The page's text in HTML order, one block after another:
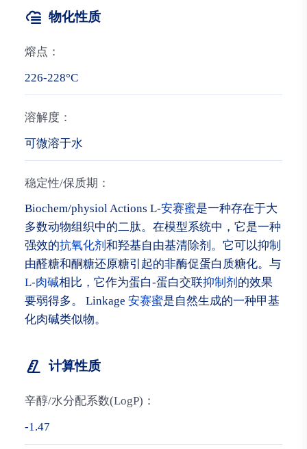
物化性质
熔点：
226-228°C
溶解度：
可微溶于水
稳定性/保质期：
Biochem/physiol Actions L-安赛蜜是一种存在于大
多数动物组织中的二肽。在模型系统中，它是一种
强效的抗氧化剂 和羟基自由基清除剂。它可以抑制
由醛糖和酮糖还原糖引起的非酶促蛋白质糖化。与
L-肉碱相比，它作为蛋白-蛋白交联抑制剂 的效果
要弱得多。 Linkage 安赛蜜是自然生成的一种甲基
化肉碱类似物。
计算性质
辛醇/水分配系数(LogP)：
-1.47